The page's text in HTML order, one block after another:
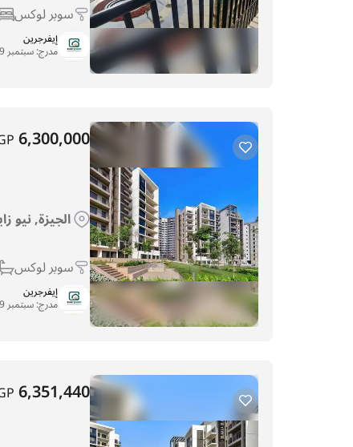
سوبر لوكس
إيفرجرين
مدرج:سبتمبر 9, 2025
6,300,000
الجيزة, نيو
سوبر لوكس
إيفرجرين
مدرج:سبتمبر 9, 2025
6,351,440